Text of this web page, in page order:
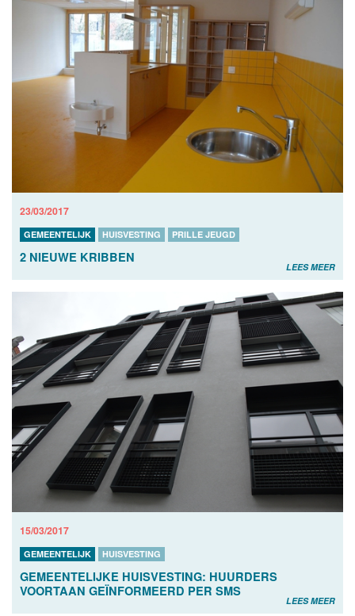
23/03/2017
GEMEENTELIJK HUISVESTING PRILLE JEUGD
2 NIEUWE KRIBBEN
LEES MEER
15/03/2017
GEMEENTELIJK HUISVESTING
GEMEENTELIJKE HUISVESTING: HUURDERS
VOORTAAN GEÏNFORMEERD PER SMS
LEES MEER